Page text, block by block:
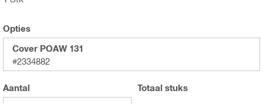
Opties
Cover POAW 131
#2334882
Aantal Totaal stuks